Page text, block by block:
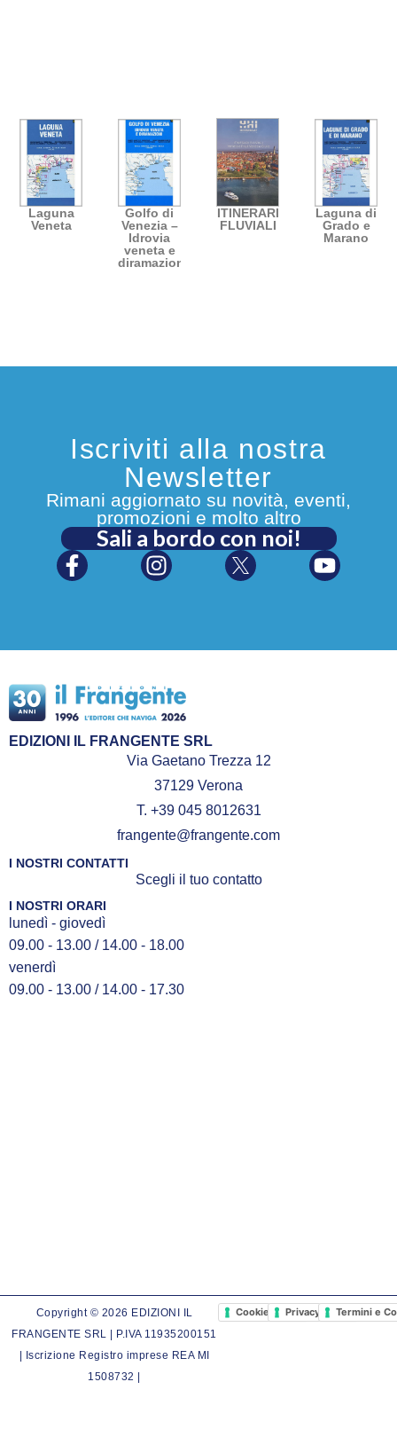
Laguna
Veneta
Golfo di
Venezia –
Idrovia
veneta e
diramazioni
ITINERARI
FLUVIALI
Laguna di
Grado e
Marano
Iscriviti alla nostra
Newsletter
Rimani aggiornato su novità, eventi,
promozioni e molto altro
Sali a bordo con noi!
EDIZIONI IL FRANGENTE SRL
Via Gaetano Trezza 12
37129 Verona
T. +39 045 8012631
frangente@frangente.com
I NOSTRI CONTATTI
Scegli il tuo contatto
I NOSTRI ORARI
lunedì - giovedì
09.00 - 13.00 / 14.00 - 18.00
venerdì
09.00 - 13.00 / 14.00 - 17.30
Copyright © 2026 EDIZIONI IL
FRANGENTE SRL | P.IVA 11935200151
| Iscrizione Registro imprese REA MI
1508732 |
Cookie PolicyPrivacy PolicyTermini e